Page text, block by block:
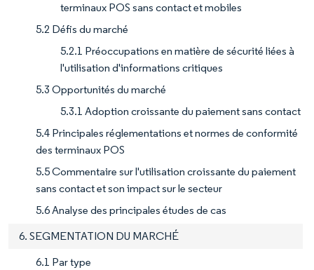
terminaux POS sans contact et mobiles
5.2 Défis du marché
5.2.1 Préoccupations en matière de sécurité liées à
l'utilisation d'informations critiques
5.3 Opportunités du marché
5.3.1 Adoption croissante du paiement sans contact
5.4 Principales réglementations et normes de conformité
des terminaux POS
5.5 Commentaire sur l'utilisation croissante du paiement
sans contact et son impact sur le secteur
5.6 Analyse des principales études de cas
6. SEGMENTATION DU MARCHÉ
6.1 Par type